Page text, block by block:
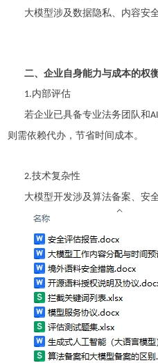
大模型涉及数据隐私、内容安
二、企业自身能力与成本的权
1.内部评估
若企业已具备专业法务团队和AI
则 需依赖代办，节省时间成本。
2.技术复杂性
大模型开发涉及算法备案、安